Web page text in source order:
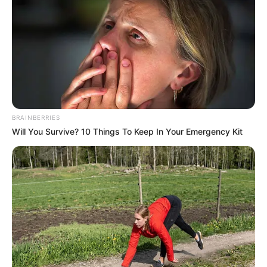
meglőtték – közölték orvosok.
BRAINBERRIES
Will You Survive? 10 Things To Keep In Your Emergency Kit